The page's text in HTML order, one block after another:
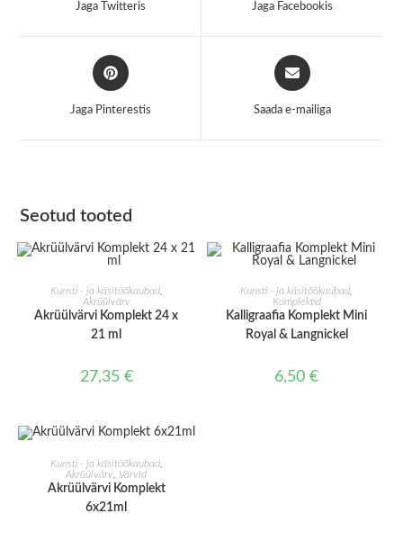
Jaga Twitteris Jaga Facebookis
Opens
in
Jaga Pinterestis
Opens
in
Saada e-mailiga
Seotud tooted
LISA KORVI
Kunsti - ja käsitöökaubad,
Akrüülvärv
Akrüülvärvi Komplekt 24 x
21 ml
27,35 €
LISA KORVI
Kunsti - ja käsitöökaubad
Komplektid
Kalligraafia Komplekt Mini
Royal & Langnickel
6,50€
LISA KORVI
Kunsti - ja käsitöökaubad,
Akrüülvärv Värvid
Akrüülvärvi Komplekt
6x21ml